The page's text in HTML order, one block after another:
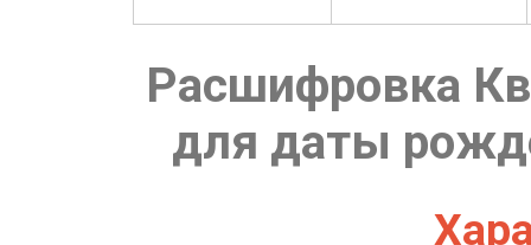
Расшифровка
для даты